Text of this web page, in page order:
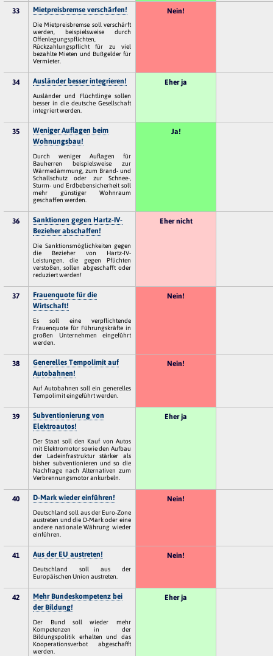
33 Mietpreisbremse verschärfen!
Die Mietpreisbremse soll verschärft
werden, beispielsweise durch
Offenlegungspflichten,
Rückzahlungspflicht für zu viel
bezahlte Mieten und Bußgelder für
Vermieter.
Nein!
34 Ausländer besser integrieren!
Ausländer und Flüchtlinge sollen
besser in die deutsche Gesellschaft
integriert werden.
Eher ja
35
Weniger Auflagen beim
Wohnungsbau!
Durch weniger Auflagen für
Bauherren beispielsweise zur
Wärmedämmung, zum Brand- und
Schallschutz oder zur Schnee-,
Sturm- und Erdbebensicherheit soll
mehr günstiger Wohnraum
geschaffen werden.
Ja!
36
Sanktionen gegen Hartz-IV-
Bezieher abschaffen!
Die Sanktionsmöglichkeiten gegen
die Bezieher von Hartz-IV-
Leistungen, die gegen Pflichten
verstoßen, sollen abgeschafft oder
reduziert werden!
Eher nicht
37
Frauenquote für die
Wirtschaft!
Es soll eine verpflichtende
Frauenquote für Führungskräfte in
großen Unternehmen eingeführt
werden.
Nein!
38
Generelles Tempolimit auf
Autobahnen!
Auf Autobahnen soll ein generelles
Tempolimit eingeführt werden.
Nein!
39
Subventionierung von
Elektroautos!
Der Staat soll den Kauf von Autos
mit Elektromotor sowie den Aufbau
der Ladeinfrastruktur stärker als
bisher subventionieren und so die
Nachfrage nach Alternativen zum
Verbrennungsmotor ankurbeln.
Eher ja
40 D-Mark wieder einführen!
Deutschland soll aus der Euro-Zone
austreten und die D-Mark oder eine
andere nationale Währung wieder
einführen.
Nein!
41 Aus der EU austreten!
Deutschland soll aus der
Europäischen Union austreten.
Nein!
42
Mehr Bundeskompetenz bei
der Bildung!
Der Bund soll wieder mehr
Kompetenzen in der
Bildungspolitik erhalten und das
Kooperationsverbot abgeschafft
werden.
Eher ja